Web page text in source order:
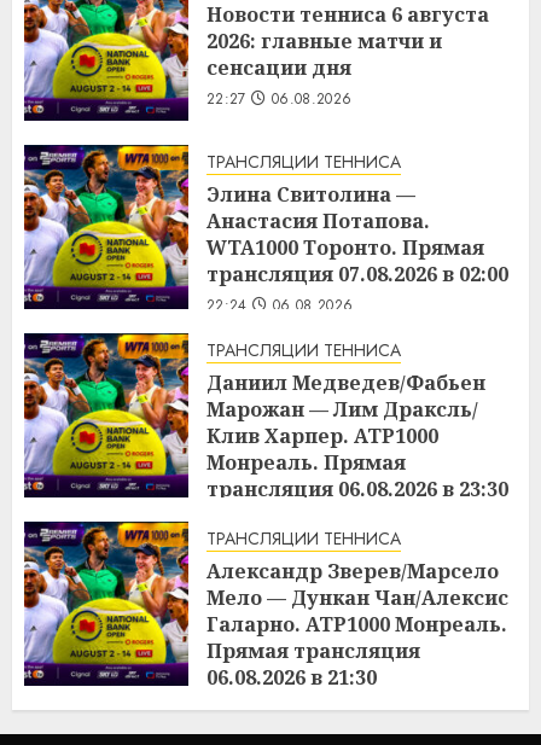
Новости тенниса 6 августа
2026: главные матчи и
сенсации дня
22:27 06.08.2026
ТРАНСЛЯЦИИ ТЕННИСА
Элина Свитолина —
Анастасия Потапова.
WTA1000 Торонто. Прямая
трансляция 07.08.2026 в 02:00
22:24 06.08.2026
ТРАНСЛЯЦИИ ТЕННИСА
Даниил Медведев/Фабьен
Марожан — Лим Драксль/
Клив Харпер. ATP1000
Монреаль. Прямая
трансляция 06.08.2026 в 23:30
ТРАНСЛЯЦИИ ТЕННИСА
Александр Зверев/Марсело
Мело — Дункан Чан/Алексис
Галарно. ATP1000 Монреаль.
Прямая трансляция
06.08.2026 в 21:30
22:22 06.08.2026